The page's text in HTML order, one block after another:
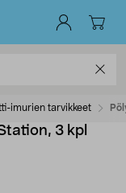
imurien tarvikkeet
3 kpl